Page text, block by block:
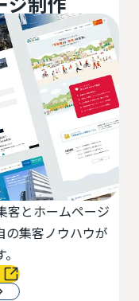
客とホームページ
の集客ノウハウが